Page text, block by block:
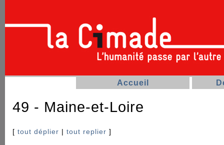
Accueil
49 - Maine-et-Loire
[ tout déplier | tout replier ]